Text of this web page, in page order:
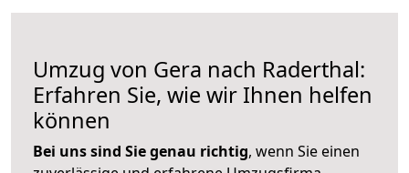
Umzug von Gera nach Raderthal:
Erfahren Sie, wie wir Ihnen helfen
können
Bei uns sind Sie genau richtig, wenn Sie einen